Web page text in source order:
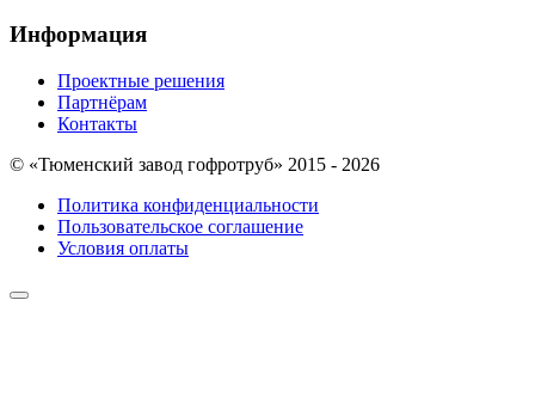
Информация
Проектные решения
Партнёрам
Контакты
© «Тюменский завод гофротруб» 2015 - 2026
Политика конфиденциальности
Пользовательское соглашение
Условия оплаты